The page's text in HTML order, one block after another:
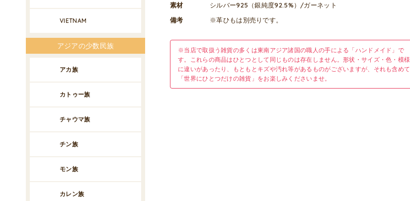
素材
シルバー925（銀純度92.5%）/ガーネット
備考
※革ひもは別売りです。
※当店で取扱う雑貨の多くは東南アジア諸国の職人の手による「ハンドメイド」で
す。これらの商品はひとつとして同じものは存在しません。形状・サイズ・色・模様
に違いがあったり、もともとキズや汚れ等があるものがございますが、それも含めて
「世界にひとつだけの雑貨」をお楽しみくださいませ。
VIETNAM
アジアの少数民族
アカ族
カトゥー族
チャウマ族
チン族
モン族
カレン族